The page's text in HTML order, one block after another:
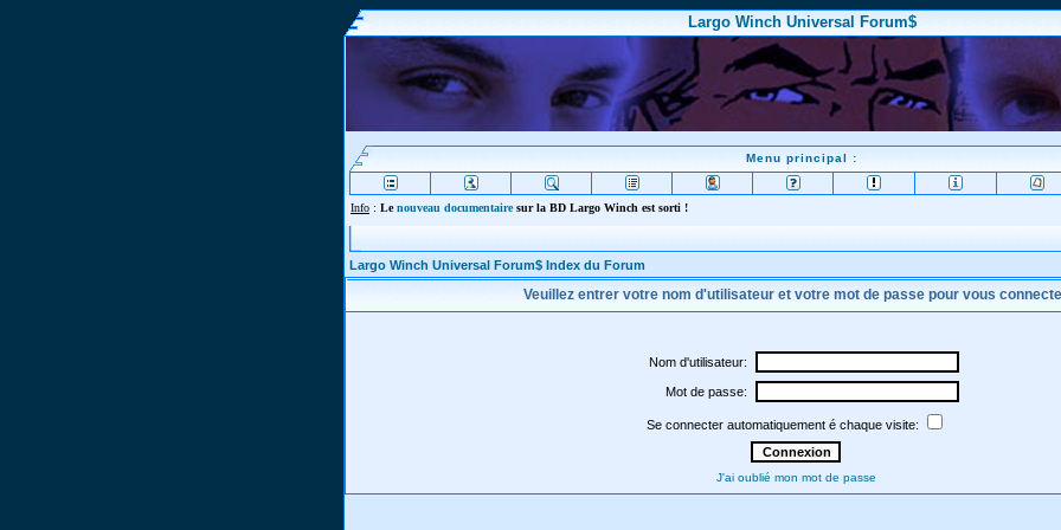
Largo Winch Universal Forum$
Menu principal :
Info : Lenouveau documentairesur la BD Largo Winch est sorti !
Largo Winch Universal Forum$ Index du Forum
Veuillez entrer votre nom d'utilisateur et votre mot de passe pour vous
Nom d'utilisateur:
Mot de passe:
Se connecter automatiquement é chaque visite:
J'ai oublié mon mot de passe